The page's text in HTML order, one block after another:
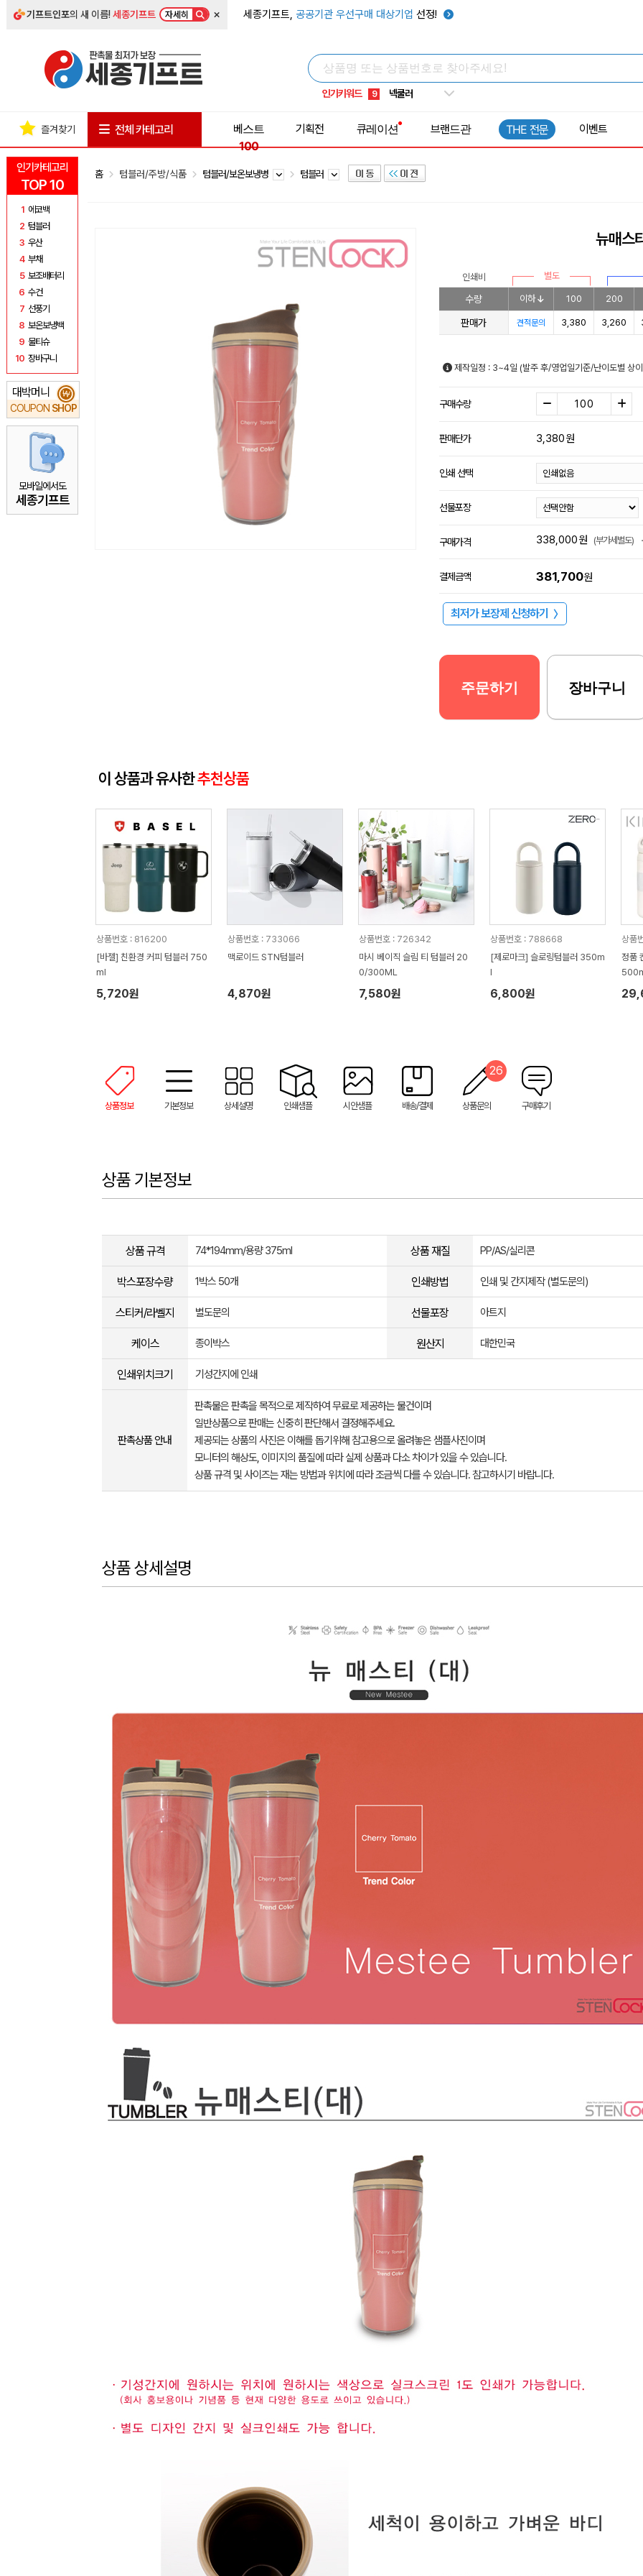
기프트인포의 새 이름!세종기프트 자세히 × 세종기프트, 공공기관 우선구매 대상기업 선정!
인기키워드
5 키캡
8 쿨토시
9 넥쿨러
1 선풍기
인기카테고리
TOP 10
1 에코백
2 텀블러
3 우산
4 부채
5 보조배터리
6 수건
7 선풍기
8 보온보냉백
9 물티슈
10 장바구니
대박머니
COUPON SHOP
₩
모바일에서도
세종기프트
즐겨찾기 전체 카테고리
베스트
100
기획전 큐레이션 브랜드관 THE 전문 이벤트
홈 텀블러/주방/식품 텀블러/보온보냉병 텀블러
뉴매스
인쇄비 별도
수량 이하 100 200
판매가 견적문의 3,380 3,260
제작일정 : 3~4일 (발주 후/영업일기준/난이도별 상
구매수량
판매단가 3,380원
인쇄 선택
선물포장
구매가격 338,000원 (부가세별도)
결제금액 381,700원
최저가 보장제 신청하기 〉
주문하기 장바구니
이 상품과 유사한추천상품
상품번호 : 816200
[바젤] 친환경 커피 텀블러 750
ml
5,720원
상품번호 : 733066
맥로이드 STN텀블러
4,870원
상품번호 : 726342
마시 베이직 슬림 티 텀블러 20
0/300ML
7,580원
상품번호 : 788668
[제로마크] 슬로링텀블러 350m
l
6,800원
상품
정품
상품정보 기본정보 상세설명 인쇄샘플 시안샘플 배송/결제 상품문의
26
구매후기
상품 기본정보
상품 규격 74*194mm/용량 375ml 상품 재질 PP/AS/실리콘
박스포장수량 1박스 50개 인쇄방법 인쇄 및 간지제작 (별도문의)
스티커/라벨지 별도문의 선물포장 아트지
케이스 종이박스 원산지 대한민국
인쇄위치크기 기성간지에 인쇄
판촉상품 안내
판촉물은 판촉을 목적으로 제작하여 무료로 제공하는 물건이며
일반상품으로 판매는 신중히 판단해서 결정해주세요.
제공되는 상품의 사진은 이해를 돕기위해 참고용으로 올려놓은 샘플사진이며
모니터의 해상도, 이미지의 품질에 따라 실제 상품과 다소 차이가 있을 수 있습니다.
상품 규격 및 사이즈는 재는 방법과 위치에 따라 조금씩 다를 수 있습니다. 참고하시기 바랍니다.
상품 상세설명